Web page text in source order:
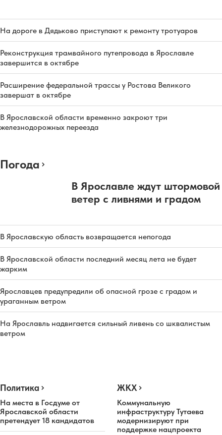
На дороге в Дядьково приступают к ремонту тротуаров
Реконструкция трамвайного путепровода в Ярославле
завершится в октябре
Расширение федеральной трассы у Ростова Великого
завершат в октябре
В Ярославской области временно закроют три
железнодорожных переезда
Погода
В Ярославле ждут штормовой
ветер с ливнями и градом
В Ярославскую область возвращается непогода
В Ярославской области последний месяц лета не будет
жарким
Ярославцев предупредили об опасной грозе с градом и
ураганным ветром
На Ярославль надвигается сильный ливень со шквалистым
ветром
Политика
На места в Госдуме от
Ярославской области
претендует 18 кандидатов
ЖКХ
Коммунальную
инфраструктуру Тутаева
модернизируют при
поддержке нацпроекта